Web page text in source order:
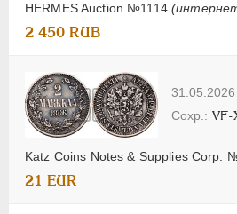
HERMES Auction №1114
2 450 RUB
31.05.2026
Katz Coins Notes & Supplies Corp.
VF-
21 EUR